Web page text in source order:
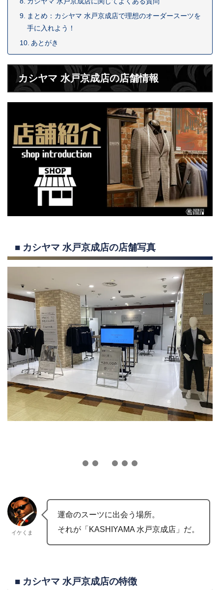
まとめ：カシヤマ 水戸京成店で理想のオーダースーツを
手に入れよう！
あとがき
カシヤマ 水戸京成店の店舗情報
■ カシヤマ 水戸京成店の店舗写真
運命のスーツに出会う場所。
■ カシヤマ 水戸京成店の特徴